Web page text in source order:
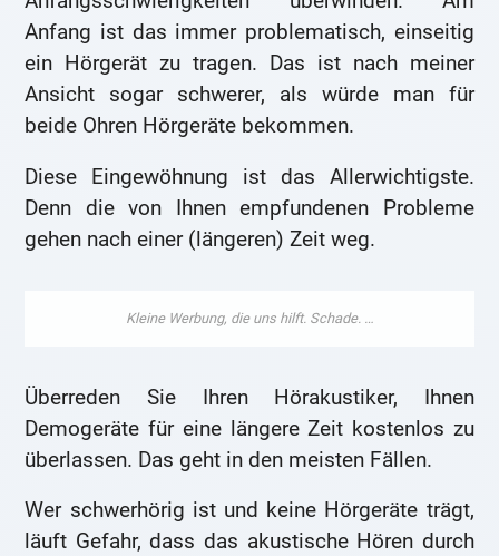
Anfang ist das immer problematisch, einseitig
ein Hörgerät zu tragen. Das ist nach meiner
Ansicht sogar schwerer, als würde man für
beide Ohren Hörgeräte bekommen.
Diese Eingewöhnung ist das Allerwichtigste.
Denn die von Ihnen empfundenen Probleme
gehen nach einer (längeren) Zeit weg.
Überreden Sie Ihren Hörakustiker, Ihnen
Demogeräte für eine längere Zeit kostenlos zu
überlassen. Das geht in den meisten Fällen.
Wer schwerhörig ist und keine Hörgeräte trägt,
läuft Gefahr, dass das akustische Hören durch